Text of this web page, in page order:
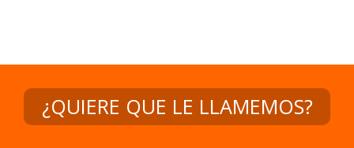
¿QUIERE QUE LE LLAMEMOS?